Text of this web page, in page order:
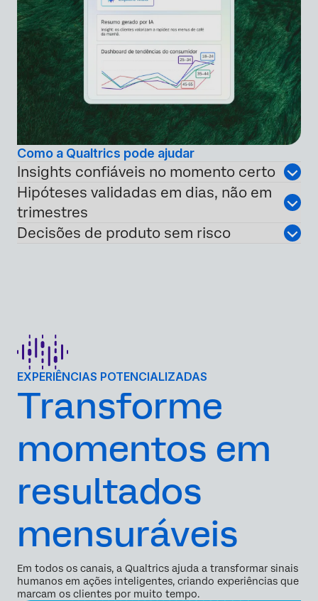
Como a Qualtrics pode ajudar
Insights confiáveis no momento certo
Hipóteses validadas em dias, não em
trimestres
Decisões de produto sem risco
EXPERIÊNCIAS POTENCIALIZADAS
Transforme
momentos em
resultados
mensuráveis
Em todos os canais, a Qualtrics ajuda a transformar sinais
humanos em ações inteligentes, criando experiências que
marcam os clientes por muito tempo.